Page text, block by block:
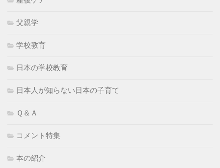
父親学
学校教育
日本の学校教育
日本人が知らない日本の子育て
Ｑ＆Ａ
コメント特集
本の紹介